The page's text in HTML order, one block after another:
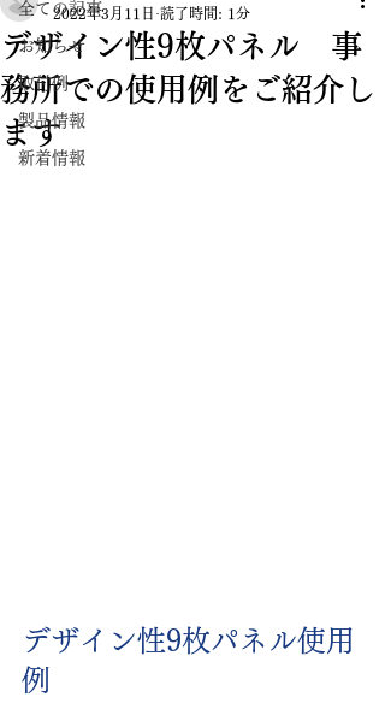
全ての記事
お知らせ
取付例
製品情報
新着情報
デザイン性9枚パネル 事
務所での使用例をご紹介し
ます
2022年3月11日 読了時間: 1分
デザイン性9枚パネル使用
例